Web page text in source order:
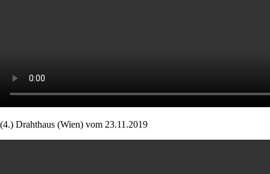
(4.) Drahthaus (Wien) vom 23.11.2019